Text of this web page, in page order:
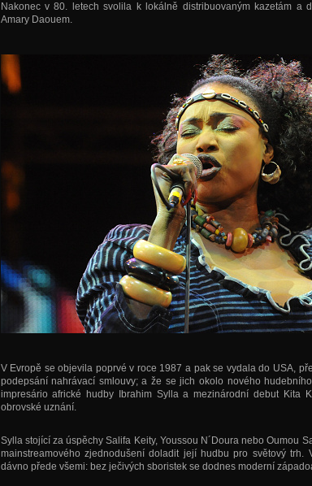
Nakonec v 80. letech svolila k lokálně distribuovaným kazetám a
Amary Daouem.
V Evropě se objevila poprvé v roce 1987 a pak se vydala do USA,
podepsání nahrávací smlouvy; a že se jich okolo nového
impresário africké hudby Ibrahim Sylla a mezinárodní debut Kita
obrovské uznání.
Sylla stojící za úspěchy Salifa Keity, Youssou N´Doura nebo Oumou
mainstreamového zjednodušení doladit její hudbu pro světový
dávno přede všemi: bez ječivých sboristek se dodnes moderní